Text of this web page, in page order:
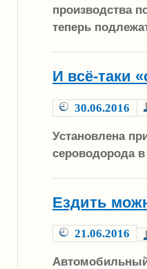
производства
теперь
И всё-таки
30.06.2016
Установлена
сероводорода
Ездить
21.06.2016
Автомобильный